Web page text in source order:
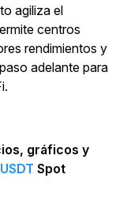
agiliza el
centros
rendimientos y
adelante para
gráficos y
Spot